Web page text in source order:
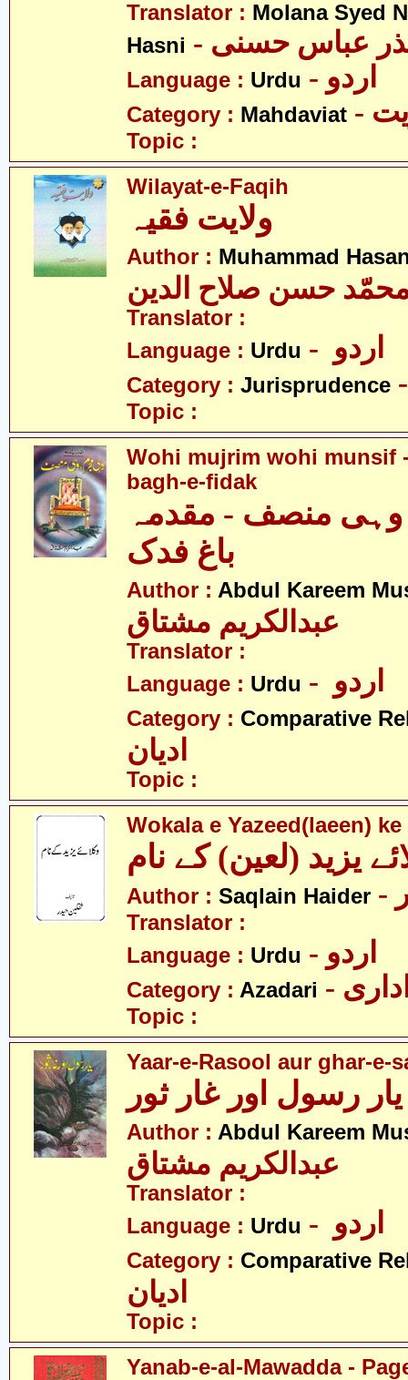
Translator : Molana Syed
Hasni
نذر عباس حسنی
Language : Urdu - اردو
Category : Mahdaviat
Topic :
Wilayat-e-Faqih
ولایت فقیہ
Author : Muhammad
حسن صلاح الدین
Translator :
Language : Urdu
Category : Jurisprudence
Topic :
Wohi mujrim wohi munsif
bagh-e-fidak
منصف - مقدمہ
باغ فدک
Author : Abdul Kareem
عبدالکریم مشتاق
Translator :
Language : Urdu
Category : Comparative
ادیان
Topic :
Wokala e Yazeed(laeen) ke
یزید (لعین) کے نام
Author : Saqlain Haider
Translator :
Language : Urdu - اردو
Category : Azadari
Topic :
Yaar-e-Rasool aur ghar-e-
یار رسول اور غار ثور
Author : Abdul Kareem
عبدالکریم مشتاق
Translator :
Language : Urdu
Category : Comparative
ادیان
Topic :
Yanab-e-al-Mawadda -